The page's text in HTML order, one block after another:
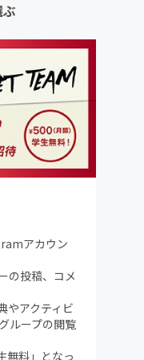
アカウン
の投稿、コメ
やアクティビ
ループの閲覧
無料」となっ